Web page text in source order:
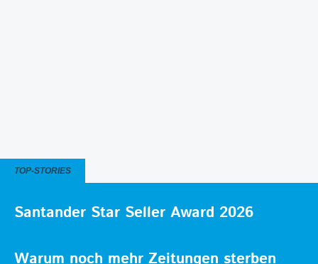
TOP-STORIES
Santander Star Seller Award 2026
Warum noch mehr Zeitungen sterben